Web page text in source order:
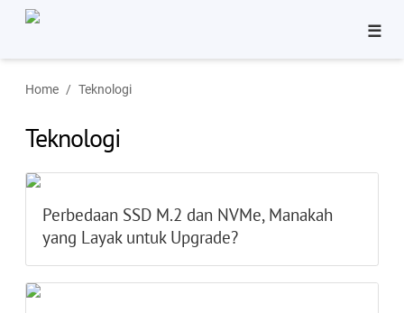
☰
Bisnis
Pinjaman
Tutorial
Aplikasi
Home Teknologi
Teknologi
Perbedaan SSD M.2 dan NVMe, Manakah
yang Layak untuk Upgrade?